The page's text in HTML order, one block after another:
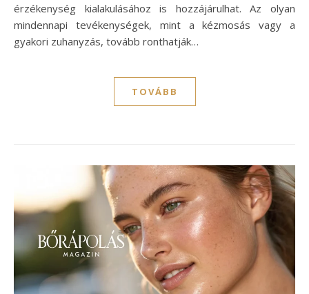
érzékenység kialakulásához is hozzájárulhat. Az olyan
mindennapi tevékenységek, mint a kézmosás vagy a
gyakori zuhanyzás, tovább ronthatják…
TOVÁBB